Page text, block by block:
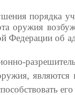
порядка
оружия
Федерации об
являются